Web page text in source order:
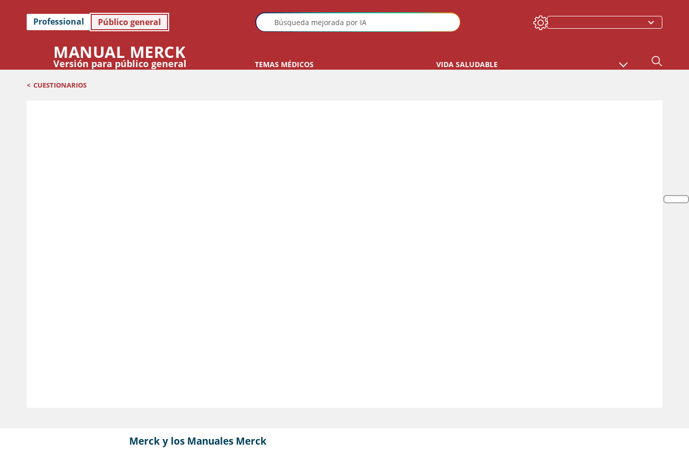
Professional Público general
MANUAL MERCK
Versión para público general TEMAS MÉDICOS VIDA SALUDABLE
< CUESTIONARIOS
Merck y los Manuales Merck